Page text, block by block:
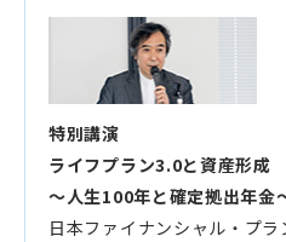
特別講演
ライフプラン3.0と資産形成
～人生100年と確定拠出年金
日本ファイナンシャル・プ